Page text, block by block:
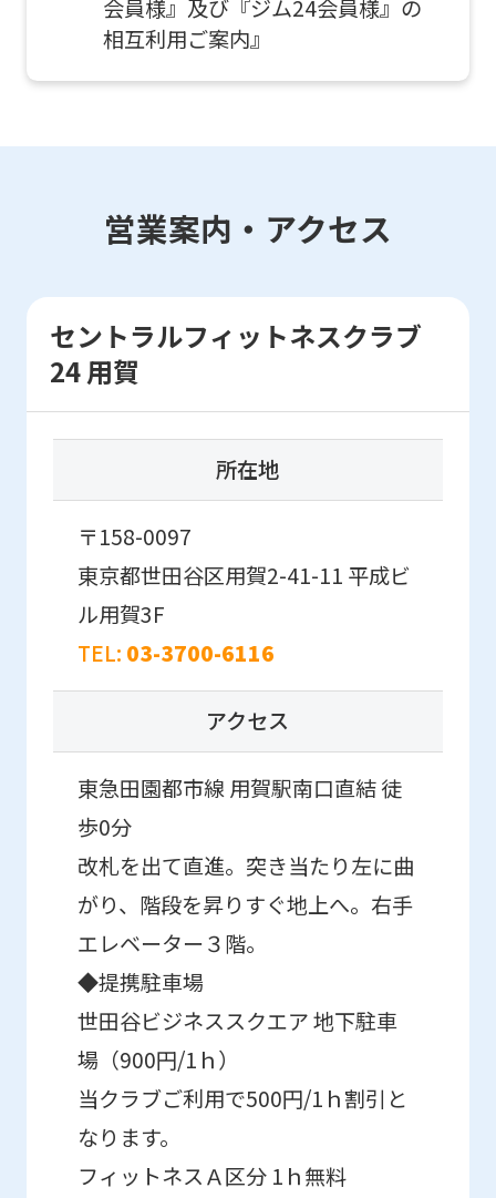
会員様』及び『ジム24会員様』の
相互利用ご案内』
営業案内・アクセス
セントラルフィットネスクラブ
24 用賀
所在地
〒158-0097
東京都世田谷区用賀2-41-11 平成ビ
ル用賀3F
TEL: 03-3700-6116
アクセス
東急田園都市線 用賀駅南口直結 徒
歩0分
改札を出て直進。突き当たり左に曲
がり、階段を昇りすぐ地上へ。右手
エレベーター３階。
◆提携駐車場
世田谷ビジネススクエア 地下駐車
場（900円/1ｈ）
当クラブご利用で500円/1ｈ割引と
なります。
フィットネスＡ区分 1ｈ無料
translation
service,
the
version
this
will
be
so
it
may
be
accurate
The
translation
may
from
the
ask
you
understand